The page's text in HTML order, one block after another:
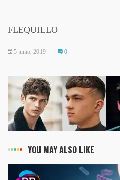
FLEQUILLO
5 junio, 2019 0
YOU MAY ALSO LIKE